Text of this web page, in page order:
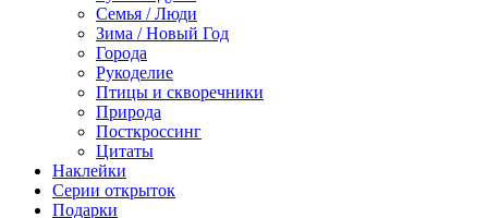
Семья / Люди
Зима / Новый Год
Города
Рукоделие
Птицы и скворечники
Природа
Посткроссинг
Цитаты
Наклейки
Серии открыток
Подарки